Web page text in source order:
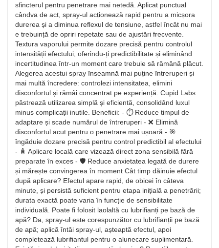
sfincterul pentru penetrare mai netedă. Aplicat punctual
cândva de act, spray-ul acționează rapid pentru a micșora
durerea și a diminua reflexul de tensiune, astfel încât nu mai
e trebuință de opriri repetate sau de ajustări frecvente.
Textura vaporului permite dozare precisă pentru controlul
intensității efectului, oferindu-ți predictibilitate și eliminând
incertitudinea într-un moment care trebuie să rămână plăcut.
Alegerea acestui spray înseamnă mai puține întreruperi și
mai multă încredere: controlezi intensitatea, elimini
disconfortul și rămâi concentrat pe experiență. Cupid Labs
păstrează utilizarea simplă și eficientă, consolidând luxul
minus complicații inutile. Beneficii: - ⏱️ Reduce timpul de
adaptare și scade numărul de întreruperi - ❌ Elimină
disconfortul acut pentru o penetrare mai ușoară - 🎯
îngăduie dozare precisă pentru control predictibil al efectului
- 🧴 Aplicare locală care vizează direct zona sensibilă fără
preparate în exces - 🛡️ Reduce anxietatea legată de durere
și mărește convingerea în moment Cât timp dăinuie efectul
după aplicare? Efectul apare rapid, de obicei în câteva
minute, și persistă suficient pentru etapa inițială a penetrării;
durata exactă poate varia în funcție de sensibilitate
individuală. Poate fi folosit laolaltă cu lubrifianți pe bază de
apă? Da, spray-ul este corespunzător cu lubrifianții pe bază
de apă; aplică întâi spray-ul, așteaptă efectul, apoi
completează lubrifiantul pentru o alunecare suplimentară.